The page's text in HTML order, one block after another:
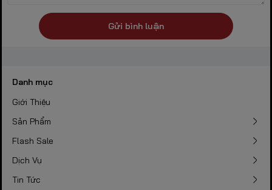
Gửi bình luận
Danh mục
Giới Thiệu
Sản Phẩm
Flash Sale
Dịch Vụ
Tin Tức